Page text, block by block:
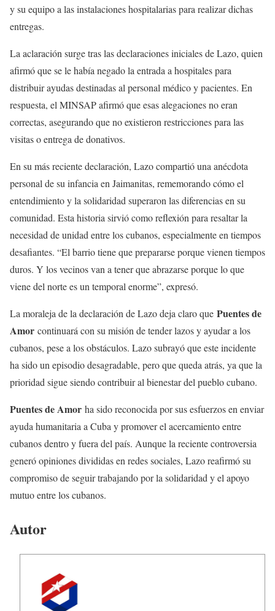
y su equipo a las instalaciones hospitalarias para realizar dichas
entregas.
La aclaración surge tras las declaraciones iniciales de Lazo, quien
afirmó que se le había negado la entrada a hospitales para
distribuir ayudas destinadas al personal médico y pacientes. En
respuesta, el MINSAP afirmó que esas alegaciones no eran
correctas, asegurando que no existieron restricciones para las
visitas o entrega de donativos.
En su más reciente declaración, Lazo compartió una anécdota
personal de su infancia en Jaimanitas, rememorando cómo el
entendimiento y la solidaridad superaron las diferencias en su
comunidad. Esta historia sirvió como reflexión para resaltar la
necesidad de unidad entre los cubanos, especialmente en tiempos
desafiantes. “El barrio tiene que prepararse porque vienen tiempos
duros. Y los vecinos van a tener que abrazarse porque lo que
viene del norte es un temporal enorme”, expresó.
La moraleja de la declaración de Lazo deja claro que Puentes de
Amor continuará con su misión de tender lazos y ayudar a los
cubanos, pese a los obstáculos. Lazo subrayó que este incidente
ha sido un episodio desagradable, pero que queda atrás, ya que la
prioridad sigue siendo contribuir al bienestar del pueblo cubano.
Puentes de Amor ha sido reconocida por sus esfuerzos en enviar
ayuda humanitaria a Cuba y promover el acercamiento entre
cubanos dentro y fuera del país. Aunque la reciente controversia
generó opiniones divididas en redes sociales, Lazo reafirmó su
compromiso de seguir trabajando por la solidaridad y el apoyo
mutuo entre los cubanos.
Autor